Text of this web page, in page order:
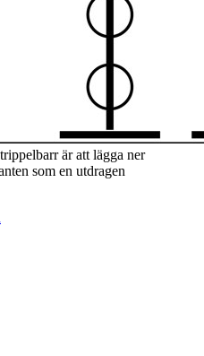
är att lägga ner
som en utdragen